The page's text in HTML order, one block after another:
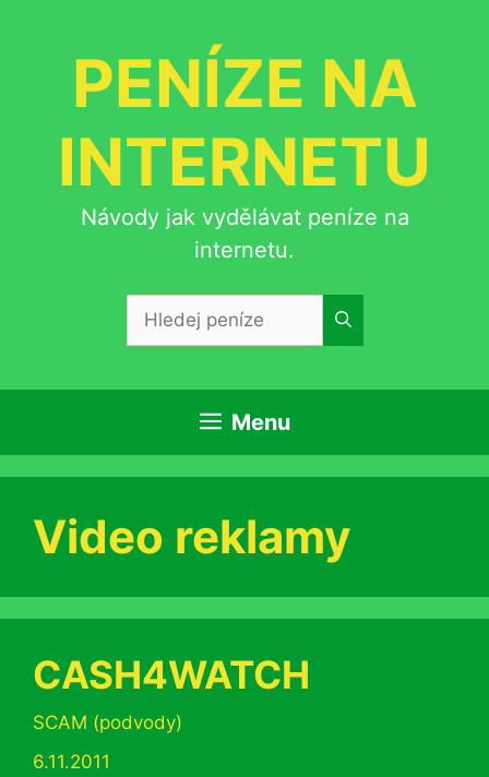
PENÍZE NA
INTERNETU
Návody jak vydělávat peníze na
internetu.
Menu
Video reklamy
CASH4WATCH
Rubriky
SCAM (podvody)
6.11.2011